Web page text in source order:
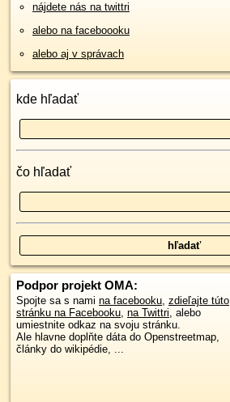
nájdete nás na twittri
alebo na faceboooku
alebo aj v správach
kde hľadať
čo hľadať
Podpor projekt OMA:
Spojte sa s nami na facebooku, zdieľajte túto
stránku na Facebooku, na Twittri, alebo
umiestnite odkaz na svoju stránku.
Ale hlavne doplňte dáta do Openstreetmap,
články do wikipédie, ...